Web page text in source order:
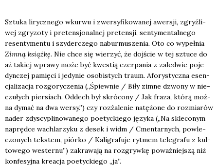
Sztu­ka lirycz­ne­go wkur­wu i zwer­sy­fi­ko­wa­nej awer­sji, zgryź­li­
wej zgry­zo­ty i pre­ten­sjo­nal­nej pre­ten­sji, sen­ty­men­tal­ne­go
resen­ty­men­tu i szy­der­cze­go nabur­mu­sze­nia. Oto co wypeł­nia
Zim­ną książ­kę. Nie chce się wie­rzyć, że doj­ście w tej sztu­ce do
aż takiej wpra­wy może być kwe­stią czer­pa­nia z zale­d­wie poje­
dyn­czej pamię­ci i jedy­nie oso­bi­stych traum. Afo­ry­stycz­na esen­
cja­li­za­cja roz­go­ry­cze­nia („Śpiew­nie / Biły zim­ne dzwo­ny w nie­
czu­łych pier­siach. Oddech był skró­co­ny / Jak fra­za, któ­rą moż­
na dymać na dwa wer­sy.”) czy roz­ża­le­nie natę­żo­ne do roz­mia­rów
nader zdy­scy­pli­no­wa­ne­go poetyc­kie­go języ­ka („Na skle­co­nym
napręd­ce wachla­rzy­ku z desek i widm / Cmen­tar­nych, powle­
czo­nych tek­stem, piór­ko / Kali­gra­fu­je ryt­mem tele­gra­fu z kul­
to­we­go wester­nu”) zakra­wa­ją na roz­gryw­kę poważ­niej­szą niż
kon­fe­syj­na kre­acja poetyc­kie­go „ja”.